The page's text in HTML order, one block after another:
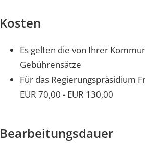
Kosten
Es gelten die von Ihrer
Gebührensätze
Für das Regierungspräsidium
EUR 70,00 - EUR 130,00
Bearbeitungsdauer